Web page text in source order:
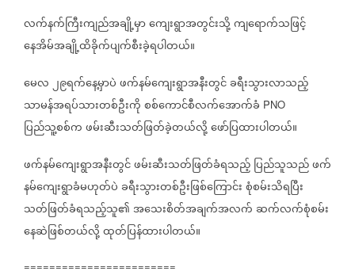
လက်နက်ကြီးကျည်အချို့မှာကျေးရွာအတွင်းသို့ကျရောက်သဖြင့်
နေအိမ်အချို့ထိခိုက်ပျက်စီးခဲ့ရပါတယ်။
မေလ၂၉ရက်နေ့မှာပဲဖက်နမ်ကျေးရွာအနီးတွင်ခရီးသွားလာသည့်
သာမန်အရပ်သားတစ်ဦးကိုစစ်ကောင်စီလက်အောက်ခံ PNO
ပြည်သူ့စစ်ကဖမ်းဆီးသတ်ဖြတ်ခဲ့တယ်လို့ဖော်ပြထားပါတယ်။
ဖက်နမ်ကျေးရွာအနီးတွင်ဖမ်းဆီးသတ်ဖြတ်ခံရသည့်ပြည်သူသည်ဖက်
နမ်ကျေးရွာခံမဟုတ်ပဲခရီးသွားတစ်ဦးဖြစ်ကြောင်းစုံစမ်းသိရပြီး
သတ်ဖြတ်ခံရသည့်သူ၏အသေးစိတ်အချက်အလက်ဆက်လက်စုံစမ်း
နေဆဲဖြစ်တယ်လို့ထုတ်ပြန်ထားပါတယ်။
========================